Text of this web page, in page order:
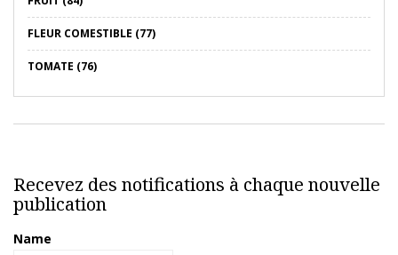
FLEUR COMESTIBLE (77)
TOMATE (76)
Recevez des notifications à chaque nouvelle
publication
Name